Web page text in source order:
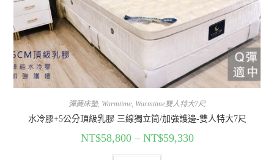
彈簧床墊, Warmtime, Warmtime雙人特大7尺
水冷膠+5公分頂級乳膠 三線獨立筒/加強護邊-雙人特大7尺
NT$58,800– NT$59,330